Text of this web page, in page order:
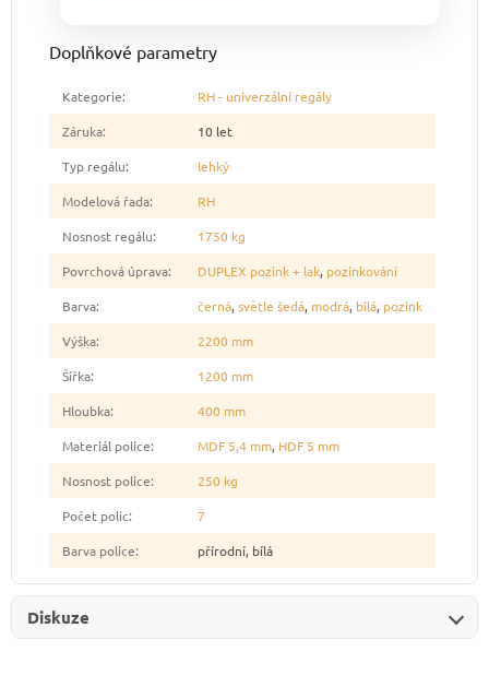
Doplňkové parametry
Kategorie:
RH - univerzální regály
Záruka:
10 let
Typ regálu:
lehký
Modelová řada:
RH
Nosnost regálu:
1750 kg
Povrchová úprava: DUPLEX pozink + lak, pozinkování
Barva: černá, světle šedá, modrá, bílá, pozink
Výška:
2200 mm
Šířka:
1200 mm
Hloubka:
400 mm
Materiál police: MDF 5,4 mm, HDF 5 mm
Nosnost police:
250 kg
Počet polic:
7
Barva police: přírodní, bílá
Diskuze